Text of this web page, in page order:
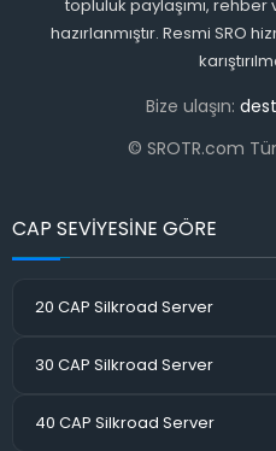
topluluk paylaşımı,
hazırlanmıştır. Resmi SRO
Bize ulaşın:
© SROTR.com
CAP SEVİYESİNE GÖRE
20 CAP Silkroad Server
30 CAP Silkroad Server
40 CAP Silkroad Server